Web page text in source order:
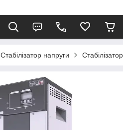
Стабілізатор напруги